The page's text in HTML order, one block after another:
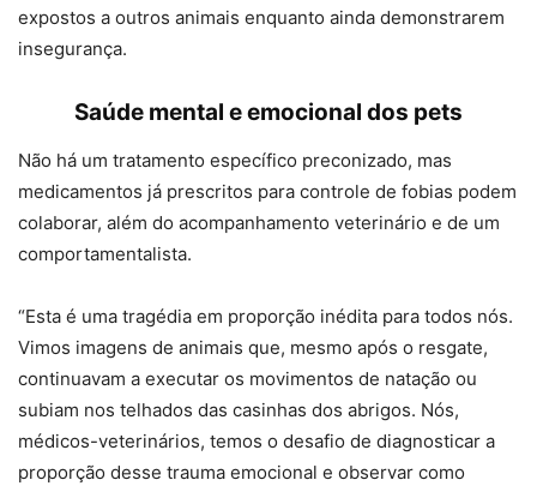
expostos a outros animais enquanto ainda demonstrarem
insegurança.
Saúde mental e emocional dos pets
Não há um tratamento específico preconizado, mas
medicamentos já prescritos para controle de fobias podem
colaborar, além do acompanhamento veterinário e de um
comportamentalista.
“Esta é uma tragédia em proporção inédita para todos nós.
Vimos imagens de animais que, mesmo após o resgate,
continuavam a executar os movimentos de natação ou
subiam nos telhados das casinhas dos abrigos. Nós,
médicos-veterinários, temos o desafio de diagnosticar a
proporção desse trauma emocional e observar como